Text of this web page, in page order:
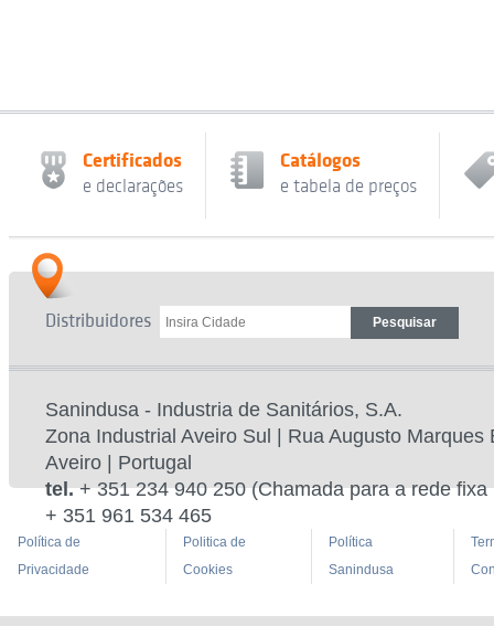
Certificados
e declarações
Catálogos
e tabela de preços
Distribuidores
Sanindusa - Industria de Sanitários, S.A.
Zona Industrial Aveiro Sul | Rua Augusto Marques
Aveiro | Portugal
tel.+ 351 234 940 250 (Chamada para a rede fixa
+ 351 961 534 465
Política de
Privacidade
Politica de
Cookies
Política
Sanindusa